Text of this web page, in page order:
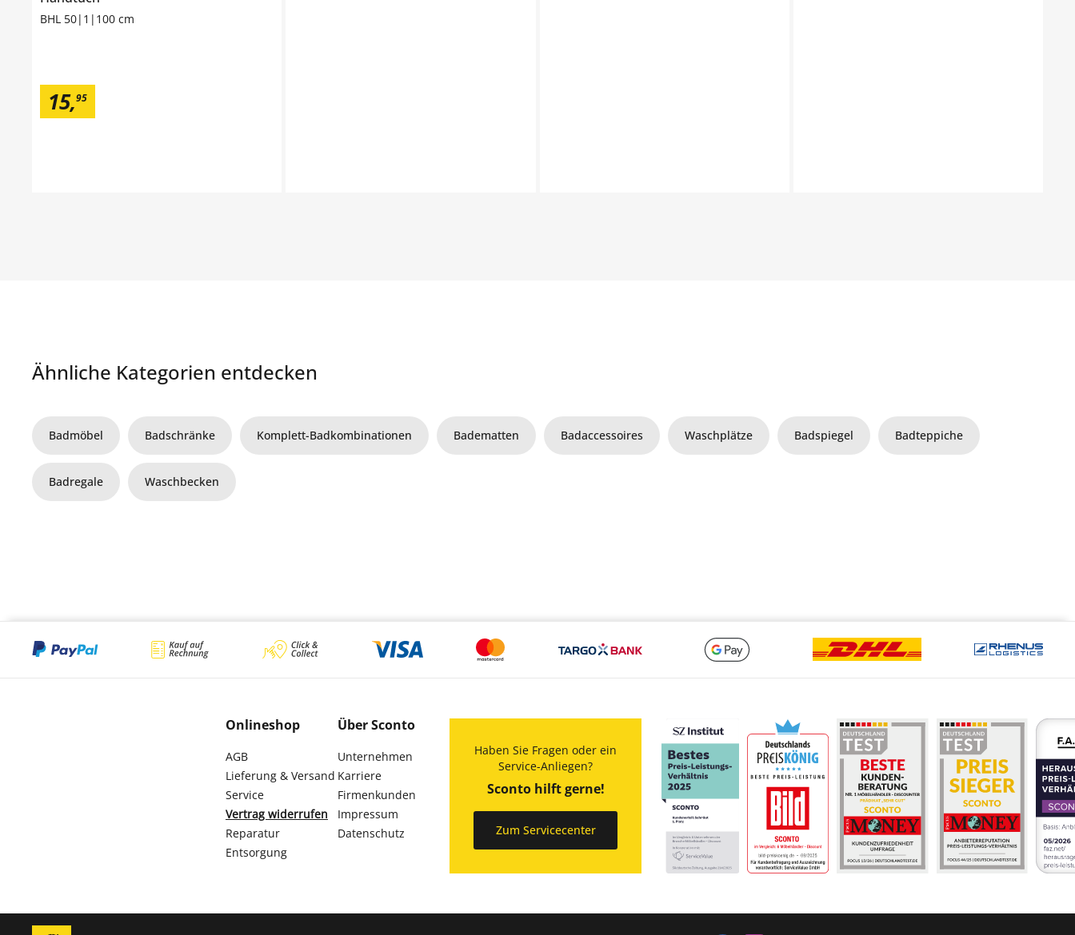
BHL 50|1|100 cm
15,95
Ähnliche Kategorien entdecken
Badmöbel Badschränke Komplett-Badkombinationen Badematten Badaccessoires Waschplätze Badspiegel Badteppiche
Badregale Waschbecken
Onlineshop
AGB
Lieferung & Versand
Service
Vertrag widerrufen
Reparatur
Entsorgung
Über Sconto
Unternehmen
Karriere
Firmenkunden
Impressum
Datenschutz
Haben Sie Fragen oder ein
Service-Anliegen?
Sconto hilft gerne!
Zum Servicecenter